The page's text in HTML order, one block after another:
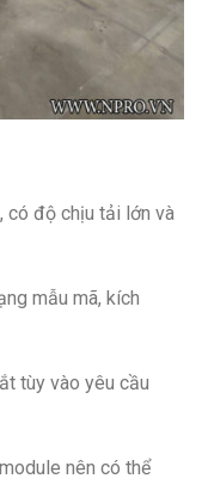
có độ chịu tải lớn và
mẫu mã, kích
tùy vào yêu cầu
nên có thể